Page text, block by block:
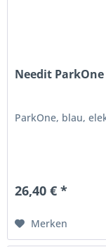
Needit
ParkOne, blau,
26,40 € *
Merken